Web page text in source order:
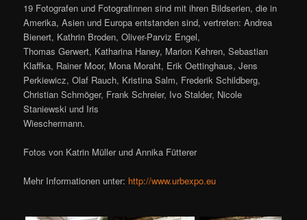
19 Fotografen und Fotografinnen sind mit ihren Bildserien, die in
Amerika, Asien und Europa entstanden sind, vertreten: Andrea
Bienert, Kathrin Broden, Oliver-Parviz Engel,
Thomas Gerwert, Katharina Haney, Marion Kehren, Sebastian
Klaffka, Rainer Moor, Mona Moraht, Erik Oettinghaus, Jens
Perkiewicz, Olaf Rauch, Kristina Salm, Frederik Schildberg,
Christian Schmöger, Frank Schreier, Ivo Stalder, Nicole
Staniewski und Iris
Wieschermann.
Fotos von Katrin Müller und Annika Fütterer
Mehr Informationen unter: http://www.urbexpo.eu